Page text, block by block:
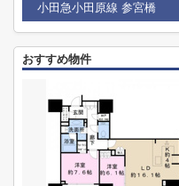
小田急小田原線 参宮橋
おすすめ物件